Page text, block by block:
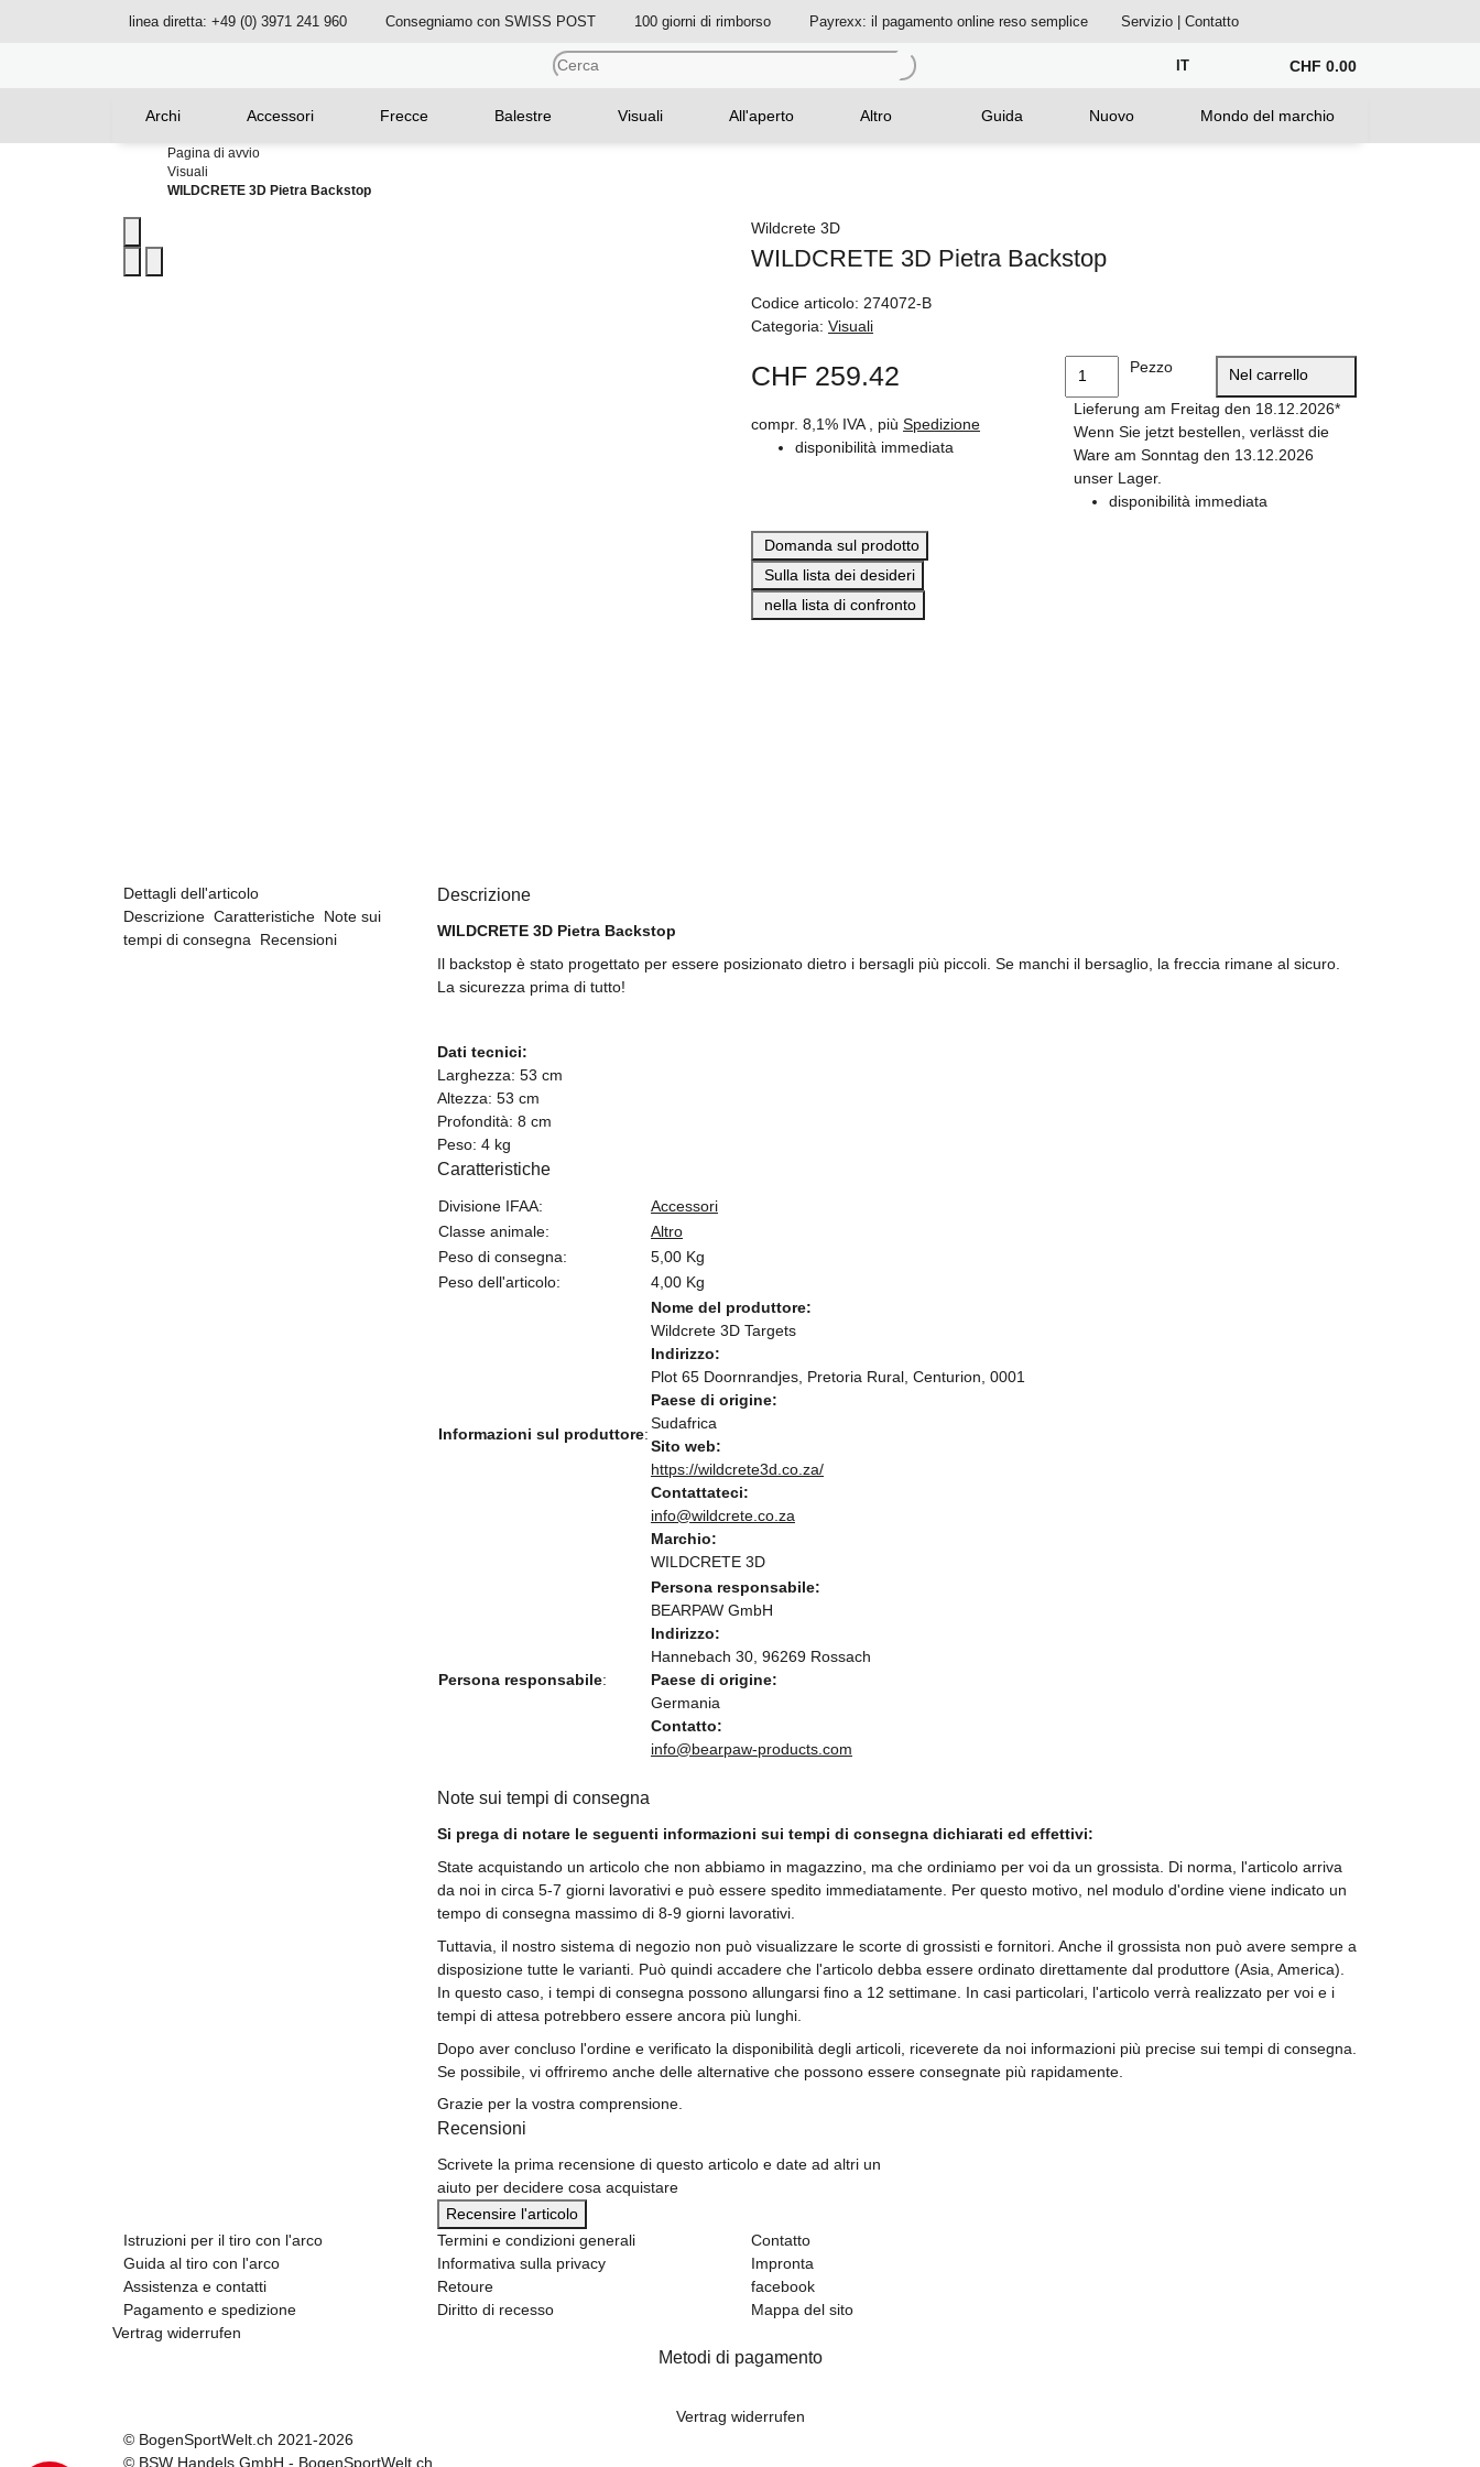
linea diretta: +49 (0) 3971 241 960 Consegniamo con SWISS POST 100 giorni di rimborso Payrexx: il pagamento online reso semplice Servizio | Contatto
IT CHF 0.00
Archi Accessori Frecce Balestre Visuali All'aperto Altro Guida Nuovo Mondo del marchio
Pagina di avvio
Visuali
WILDCRETE 3D Pietra Backstop
Wildcrete 3D
WILDCRETE 3D Pietra Backstop
Codice articolo: 274072-B
Categoria: Visuali
CHF 259.42
compr. 8,1% IVA , più Spedizione
disponibilità immediata
Pezzo
Nel carrello
Lieferung am Freitag den 18.12.2026*
Wenn Sie jetzt bestellen, verlässt die
Ware am Sonntag den 13.12.2026
unser Lager.
disponibilità immediata
Domanda sul prodotto
Sulla lista dei desideri
nella lista di confronto
Dettagli dell'articolo
Descrizione Caratteristiche Note sui
tempi di consegna
Recensioni
Descrizione
WILDCRETE 3D Pietra Backstop
Il backstop è stato progettato per essere posizionato dietro i bersagli più piccoli. Se manchi il bersaglio, la freccia rimane al sicuro.
La sicurezza prima di tutto!
Dati tecnici:
Larghezza: 53 cm
Altezza: 53 cm
Profondità: 8 cm
Peso: 4 kg
Caratteristiche
Divisione IFAA:
Accessori
Classe animale:
Altro
Peso di consegna:
5,00 Kg
Peso dell'articolo:
4,00 Kg
Informazioni sul produttore:
Nome del produttore:
Wildcrete 3D Targets
Indirizzo:
Plot 65 Doornrandjes, Pretoria Rural, Centurion, 0001
Paese di origine:
Sudafrica
Sito web:
https://wildcrete3d.co.za/
Contattateci:
info@wildcrete.co.za
Marchio:
WILDCRETE 3D
Persona responsabile:
Persona responsabile:
BEARPAW GmbH
Indirizzo:
Hannebach 30, 96269 Rossach
Paese di origine:
Germania
Contatto:
info@bearpaw-products.com
Note sui tempi di consegna
Si prega di notare le seguenti informazioni sui tempi di consegna dichiarati ed effettivi:
State acquistando un articolo che non abbiamo in magazzino, ma che ordiniamo per voi da un grossista. Di norma, l'articolo arriva
da noi in circa 5-7 giorni lavorativi e può essere spedito immediatamente. Per questo motivo, nel modulo d'ordine viene indicato un
tempo di consegna massimo di 8-9 giorni lavorativi.
Tuttavia, il nostro sistema di negozio non può visualizzare le scorte di grossisti e fornitori. Anche il grossista non può avere sempre a
disposizione tutte le varianti. Può quindi accadere che l'articolo debba essere ordinato direttamente dal produttore (Asia, America).
In questo caso, i tempi di consegna possono allungarsi fino a 12 settimane. In casi particolari, l'articolo verrà realizzato per voi e i
tempi di attesa potrebbero essere ancora più lunghi.
Dopo aver concluso l'ordine e verificato la disponibilità degli articoli, riceverete da noi informazioni più precise sui tempi di consegna.
Se possibile, vi offriremo anche delle alternative che possono essere consegnate più rapidamente.
Grazie per la vostra comprensione.
Recensioni
Scrivete la prima recensione di questo articolo e date ad altri un
aiuto per decidere cosa acquistare
Recensire l'articolo
Istruzioni per il tiro con l'arco
Guida al tiro con l'arco
Assistenza e contatti
Pagamento e spedizione
Termini e condizioni generali
Informativa sulla privacy
Retoure
Diritto di recesso
Contatto
Impronta
facebook
Mappa del sito
Vertrag widerrufen
Metodi di pagamento
Vertrag widerrufen
© BogenSportWelt.ch 2021-2026
© BSW Handels GmbH - BogenSportWelt.ch